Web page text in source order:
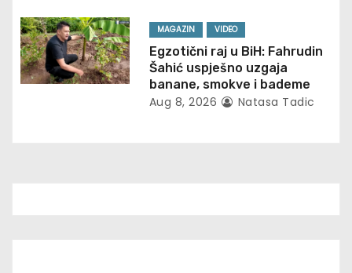
o
n
MAGAZIN VIDEO
Egzotični raj u BiH: Fahrudin
Šahić uspješno uzgaja
banane, smokve i bademe
Aug 8, 2026 Natasa Tadic